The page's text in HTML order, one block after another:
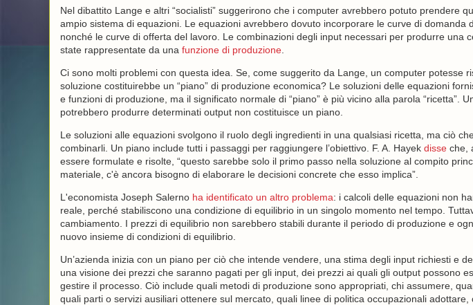
Nel dibattito Lange e altri “socialisti” suggerirono che i computer avrebbero potuto prendere
ampio sistema di equazioni. Le equazioni avrebbero dovuto incorporare le curve di domanda
nonché le curve di offerta del lavoro. Le combinazioni degli input necessari per produrre una
state rappresentate da una funzione di produzione.
Ci sono molti problemi con questa idea. Se, come suggerito da Lange, un computer potesse
soluzione costituirebbe un “piano” di produzione economica? Le soluzioni delle equazioni
e funzioni di produzione, ma il significato normale di “piano” è più vicino alla parola “ricetta”.
potrebbero produrre determinati output non costituisce un piano.
Le soluzioni alle equazioni svolgono il ruolo degli ingredienti in una qualsiasi ricetta, ma ciò
combinarli. Un piano include tutti i passaggi per raggiungere l’obiettivo. F. A. Hayek disseche,
essere formulate e risolte, “questo sarebbe solo il primo passo nella soluzione al compito
materiale, c'è ancora bisogno di elaborare le decisioni concrete che esso implica”.
L'economista Joseph Salerno ha identificato un altro problema: i calcoli delle equazioni non
reale, perché stabiliscono una condizione di equilibrio in un singolo momento nel tempo.
cambiamento. I prezzi di equilibrio non sarebbero stabili durante il periodo di produzione e
nuovo insieme di condizioni di equilibrio.
Un’azienda inizia con un piano per ciò che intende vendere, una stima degli input richiesti e
una visione dei prezzi che saranno pagati per gli input, dei prezzi ai quali gli output possono
gestire il processo. Ciò include quali metodi di produzione sono appropriati, chi assumere,
quali parti o servizi ausiliari ottenere sul mercato, quali linee di politica occupazionali